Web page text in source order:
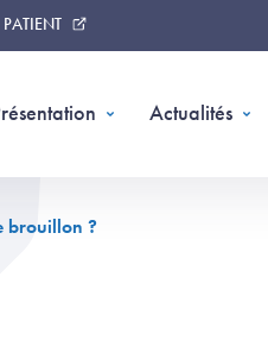
PATIENT
Actualités
brouillon ?